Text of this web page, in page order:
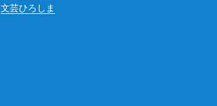
文芸ひろしま